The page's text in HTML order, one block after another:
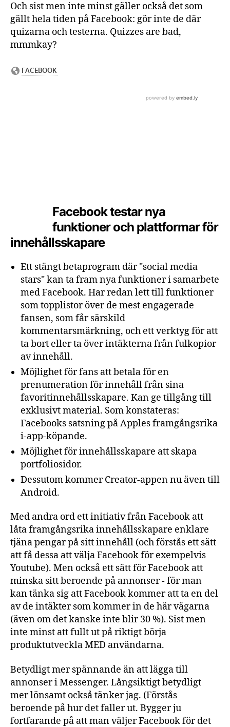
Och sist men inte minst gäller också det som
gällt hela tiden på Facebook: gör inte de där
quizarna och testerna. Quizzes are bad,
mmmkay?
Facebook testar nya
funktioner och plattformar för
innehållsskapare
Ett stängt betaprogram där "social media
stars" kan ta fram nya funktioner i samarbete
med Facebook. Har redan lett till funktioner
som topplistor över de mest engagerade
fansen, som får särskild
kommentarsmärkning, och ett verktyg för att
ta bort eller ta över intäkterna från fulkopior
av innehåll.
Möjlighet för fans att betala för en
prenumeration för innehåll från sina
favoritinnehållsskapare. Kan ge tillgång till
exklusivt material. Som konstateras:
Facebooks satsning på Apples framgångsrika
i-app-köpande.
Möjlighet för innehållsskapare att skapa
portfoliosidor.
Dessutom kommer Creator-appen nu även till
Android.
Med andra ord ett initiativ från Facebook att
låta framgångsrika innehållsskapare enklare
tjäna pengar på sitt innehåll (och förstås ett sätt
att få dessa att välja Facebook för exempelvis
Youtube). Men också ett sätt för Facebook att
minska sitt beroende på annonser - för man
kan tänka sig att Facebook kommer att ta en del
av de intäkter som kommer in de här vägarna
(även om det kanske inte blir 30 %). Sist men
inte minst att fullt ut på riktigt börja
produktutveckla MED användarna.
Betydligt mer spännande än att lägga till
annonser i Messenger. Långsiktigt betydligt
mer lönsamt också tänker jag. (Förstås
beroende på hur det faller ut. Bygger ju
fortfarande på att man väljer Facebook för det